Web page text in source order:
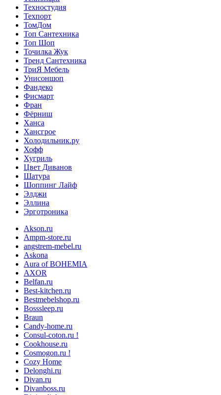
Техностудия
Техпорт
ТомДом
Топ Сантехника
Топ Шоп
Точилка Жук
Тренд Сантехника
ТриЯ Мебель
Унисоншоп
Фандеко
Фисмарт
Фран
Фёрниш
Ханса
Хансгрое
Холодильник.ру
Хофф
Хугриль
Цвет Диванов
Шатура
Шоппинг Лайф
Элджи
Эллина
Эрготроника
Akson.ru
Ampm-store.ru
angstrem-mebel.ru
Askona
Aura of BOHEMIA
AXOR
Belfan.ru
Best-kitchen.ru
Bestmebelshop.ru
Bosssleep.ru
Braun
Candy-home.ru
Consul-coton.ru !
Cookhouse.ru
Cosmogon.ru !
Cozy Home
Delonghi.ru
Divan.ru
Divanboss.ru